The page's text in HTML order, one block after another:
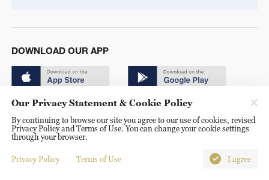
DOWNLOAD OUR APP
© China Radio International.CRI. All Rights Reserved. 16A
Shijingshan Road, Beijing, China. 100040
Our Privacy Statement & Cookie Policy
By continuing to browse our site you agree to our use of cookies, revised
Privacy Policy and Terms of Use. You can change your cookie settings
through your browser.
Privacy Policy Terms of Use I agree